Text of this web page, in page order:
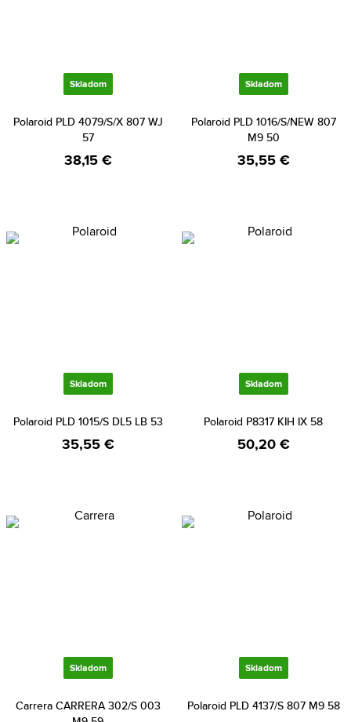
Skladom
Polaroid PLD 4079/S/X 807 WJ
57
38,15 €
Skladom
Polaroid PLD 1016/S/NEW 807
M9 50
35,55 €
Skladom
Polaroid PLD 1015/S DL5 LB 53
35,55 €
Skladom
Polaroid P8317 KIH IX 58
50,20 €
Skladom
Carrera CARRERA 302/S 003
Skladom
Polaroid PLD 4137/S 807 M9 58